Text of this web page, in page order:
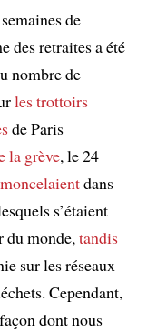
de
des retraites a été
nombre de
les trottoirs
de Paris
la grève, le 24
dans
s’étaient
du monde,tandis
sur les réseaux
Cependant,
dont nous